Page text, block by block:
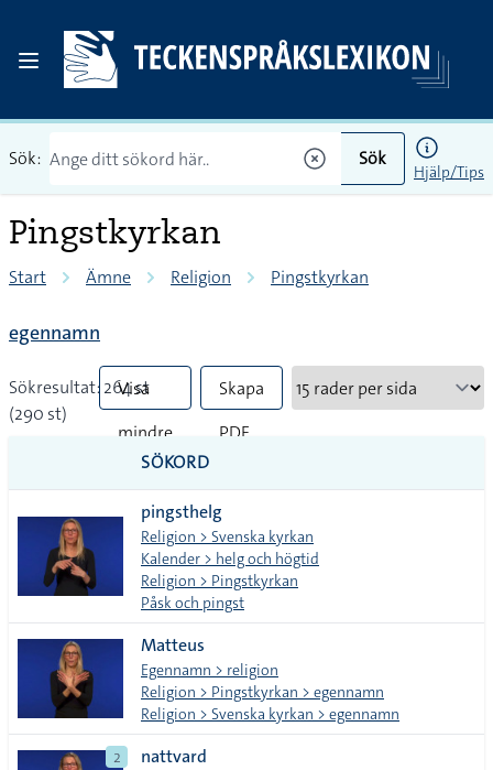
Sök: Sök
Hjälp/Tips
Pingstkyrkan
Start Ämne Religion Pingstkyrkan
egennamn
Sökresultat: 264 st
(290 st)
Visa
mindre
tecken
Skapa
PDF
SÖKORD
pingsthelg
Religion > Svenska kyrkan
Kalender > helg och högtid
Religion > Pingstkyrkan
Påsk och pingst
Matteus
Egennamn > religion
Religion > Pingstkyrkan > egennamn
Religion > Svenska kyrkan > egennamn
2 nattvard